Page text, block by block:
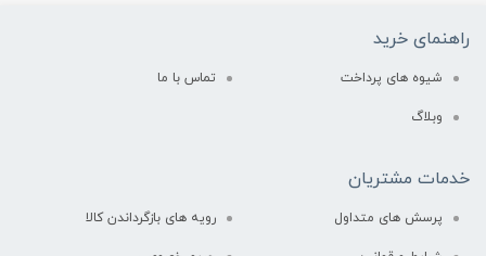
راهنمای خرید
شیوه های پرداخت تماس با ما
وبلاگ
خدمات مشتریان
پرسش های متداول رویه های بازگرداندن کالا